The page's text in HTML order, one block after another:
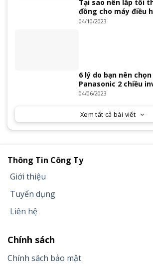
Tại sao nên lắp tối
đồng cho máy điều
tường?
04/10/2023
6 lý do bạn nên
Panasonic 2 chiều
Series 2023
04/06/2023
Xem tất cả bài viết
Thông Tin Công Ty
Giới thiệu
Tuyển dụng
Liên hệ
Chính sách
Chính sách bảo mật